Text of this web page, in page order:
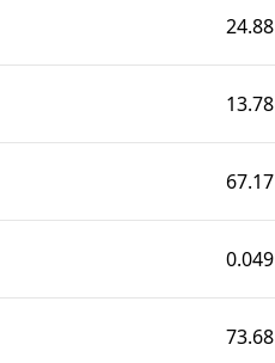
24.88
13.78
67.17
0.049
73.68